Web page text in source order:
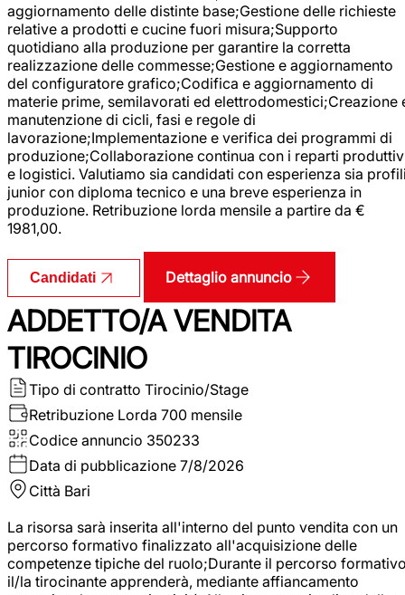
aggiornamento delle distinte base;Gestione delle richieste
relative a prodotti e cucine fuori misura;Supporto
quotidiano alla produzione per garantire la corretta
realizzazione delle commesse;Gestione e aggiornamento
del configuratore grafico;Codifica e aggiornamento di
materie prime, semilavorati ed elettrodomestici;Creazione
manutenzione di cicli, fasi e regole di
lavorazione;Implementazione e verifica dei programmi di
produzione;Collaborazione continua con i reparti
e logistici. Valutiamo sia candidati con esperienza sia
junior con diploma tecnico e una breve esperienza in
produzione. Retribuzione lorda mensile a partire da €
1981,00.
Candidati Dettaglio annuncio
ADDETTO/A VENDITA
TIROCINIO
Tipo di contratto Tirocinio/Stage
Retribuzione Lorda 700 mensile
Codice annuncio 350233
Data di pubblicazione 7/8/2026
Città Bari
La risorsa sarà inserita all'interno del punto vendita con un
percorso formativo finalizzato all'acquisizione delle
competenze tipiche del ruolo;Durante il percorso
il/la tirocinante apprenderà, mediante affiancamento